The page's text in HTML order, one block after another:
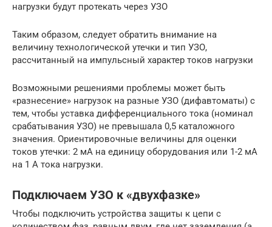
нагрузки будут протекать через УЗО
Таким образом, следует обратить внимание на
величину технологической утечки и тип УЗО,
рассчитанный на импульсный характер токов нагрузки
Возможными решениями проблемы может быть
«разнесение» нагрузок на разные УЗО (дифавтоматы) с
тем, чтобы уставка дифференциального тока (номинал
срабатывания УЗО) не превышала 0,5 каталожного
значения. Ориентировочные величины для оценки
токов утечки: 2 мА на единицу оборудования или 1-2 мА
на 1 А тока нагрузки.
Подключаем УЗО к «двухфазке»
Чтобы подключить устройства защиты к цепи с